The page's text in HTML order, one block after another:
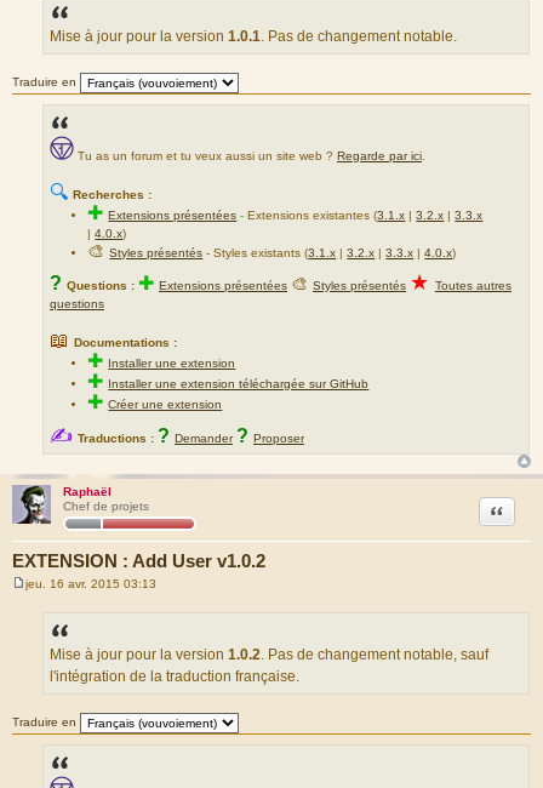
Mise à jour pour la version 1.0.1. Pas de changement notable.
Traduire en
Tu as un forum et tu veux aussi un site web ? Regarde par ici
🔍 Recherches :
✚Extensions présentées -Extensions existantes (3.1.x |3.2.x |3.3.x
|4.0.x)
🎨Styles présentés - Styles existants (3.1.x |3.2.x |3.3.x |4.0.x)
? Questions : ✚ Extensions présentées 🎨 Styles présentés ★ Toutes autres
questions
📖 Documentations :
✚ Installer une extension
✚ Installer une extension téléchargée sur GitHub
✚Créer une extension
✍ Traductions : ? Demander ? Proposer
Raphaël
Chef de projets
EXTENSION : Add User v1.0.2
Citation
M
jeu. 16 avr. 2015 03:13
Mise à jour pour la version 1.0.2. Pas de changement notable, sauf
l'intégration de la traduction française.
Traduire en